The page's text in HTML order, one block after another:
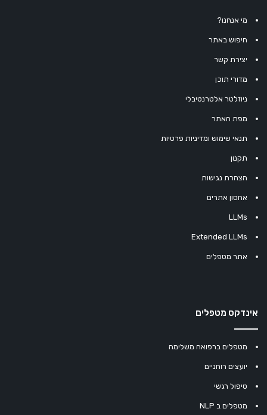
מי אנחנו?
חיפוש באתר
יצירת קשר
מדורי תוכן
ניוזלטר אלטרנטיבלי
מפת האתר
תנאי שימוש ומדיניות פרטיות
תקנון
הצהרת נגישות
אחסון אתרים
LLMs
Extended LLMs
אתר מטפלים
אינדקס מטפלים
מטפלים ברפואה משלימה
יועצים רוחניים
טיפול רגשי
מטפלים ב NLP